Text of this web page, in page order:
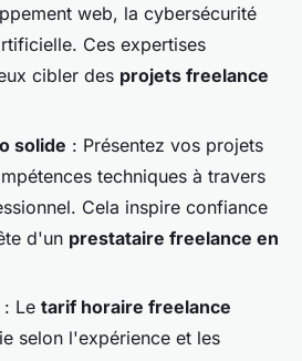
web, la cybersécurité
Ces expertises
cibler des projets freelance
solide : Présentez vos projets
techniques à travers
Cela inspire confiance
d'un prestataire freelance en
: Le tarif horaire freelance
selon l'expérience et les